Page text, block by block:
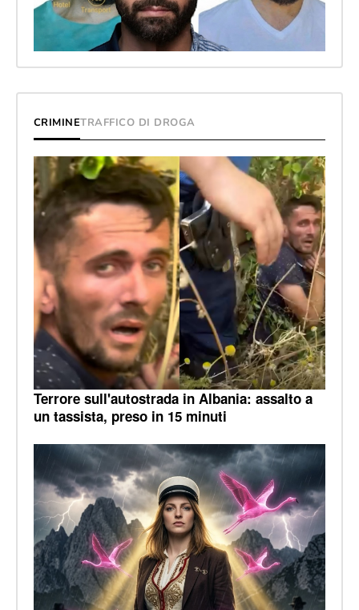
CRIMINETRAFFICO DI DROGA
Terrore sull'autostrada in Albania: assalto a
un tassista, preso in 15 minuti